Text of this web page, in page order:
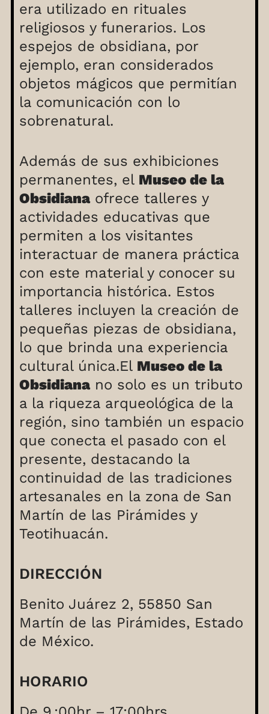
era utilizado en rituales
religiosos y funerarios. Los
espejos de obsidiana, por
ejemplo, eran considerados
objetos mágicos que permitían
la comunicación con lo
sobrenatural.
Además de sus exhibiciones
permanentes, el Museo de la
Obsidianaofrece talleres y
actividades educativas que
permiten a los visitantes
interactuar de manera práctica
con este material y conocer su
importancia histórica. Estos
talleres incluyen la creación de
pequeñas piezas de obsidiana,
lo que brinda una experiencia
cultural única.El Museo de la
Obsidianano solo es un tributo
a la riqueza arqueológica de la
región, sino también un espacio
que conecta el pasado con el
presente, destacando la
continuidad de las tradiciones
artesanales en la zona de San
Martín de las Pirámides y
Teotihuacán.
DIRECCIÓN
Benito Juárez 2, 55850 San
Martín de las Pirámides, Estado
de México.
HORARIO